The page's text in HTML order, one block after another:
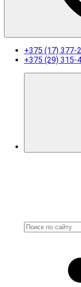
+375 (17) 377-
+375 (29) 315-